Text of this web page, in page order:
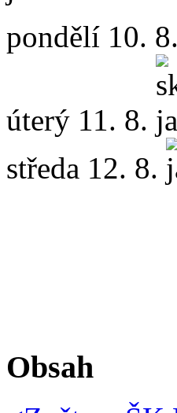
pondělí 10. 8.
úterý 11. 8.
středa 12. 8.
Obsah